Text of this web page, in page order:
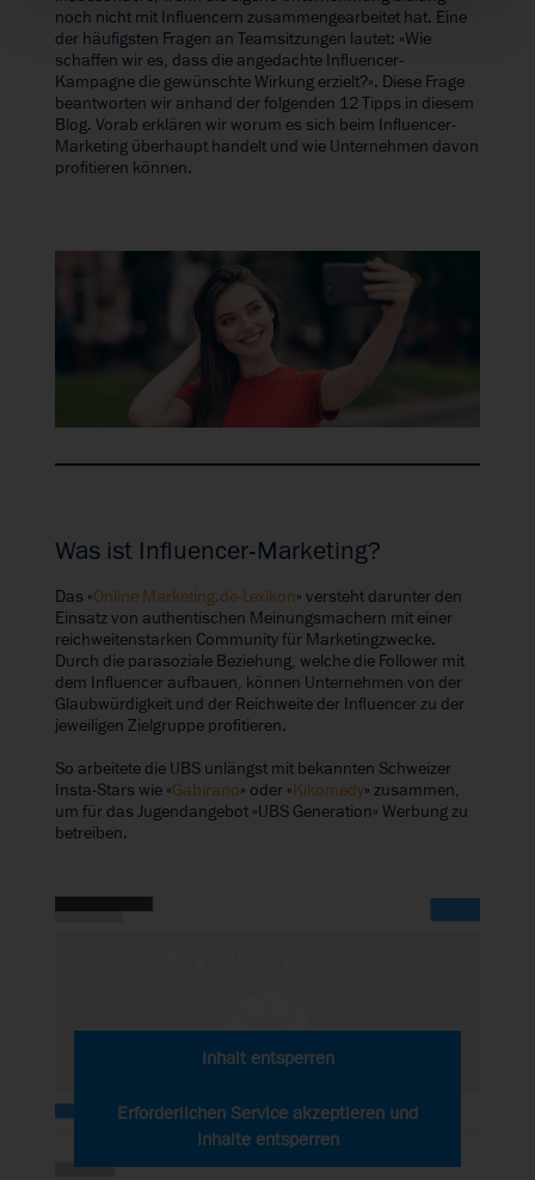
noch nicht mit Influencern zusammengearbeitet hat. Eine
der häufigsten Fragen an Teamsitzungen lautet: «Wie
schaffen wir es, dass die angedachte Influencer-
Kampagne die gewünschte Wirkung erzielt?». Diese Frage
beantworten wir anhand der folgenden 12 Tipps in diesem
Blog. Vorab erklären wir worum es sich beim Influencer-
Marketing überhaupt handelt und wie Unternehmen davon
profitieren können.
Was ist Influencer-Marketing?
Das «Online Marketing.de-Lexikon» versteht darunter den
Einsatz von authentischen Meinungsmachern mit einer
reichweitenstarken Community für Marketingzwecke.
Durch die parasoziale Beziehung, welche die Follower mit
dem Influencer aufbauen, können Unternehmen von der
Glaubwürdigkeit und der Reichweite der Influencer zu der
jeweiligen Zielgruppe profitieren.
So arbeitete die UBS unlängst mit bekannten Schweizer
Insta-Stars wie «Gabirano» oder «Kikomedy» zusammen,
um für das Jugendangebot «UBS Generation» Werbung zu
betreiben.
Inhalt entsperren
Erforderlichen Service akzeptieren und
Inhalte entsperren